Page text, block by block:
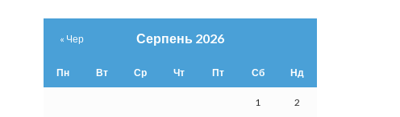
Серпень 2026
Пн Вт Ср Чт Пт Сб Нд
1 2
« Чер